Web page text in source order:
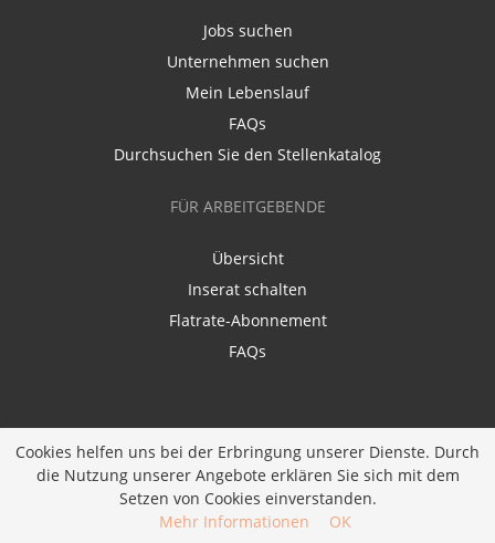
Jobs suchen
Unternehmen suchen
Mein Lebenslauf
FAQs
Durchsuchen Sie den Stellenkatalog
FÜR ARBEITGEBENDE
Übersicht
Inserat schalten
Flatrate-Abonnement
FAQs
Ein Unternehmen derDiversity Job Group GmbH
JOBIQO
Cookies helfen uns bei der Erbringung unserer Dienste. Durch
die Nutzung unserer Angebote erklären Sie sich mit dem
Setzen von Cookies einverstanden.
Mehr Informationen
OK